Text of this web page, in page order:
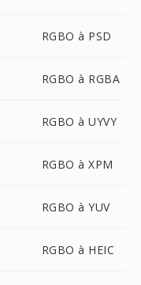
RGBO à PSD
RGBO à RGBA
RGBO à UYVY
RGBO à XPM
RGBO à YUV
RGBO à HEIC